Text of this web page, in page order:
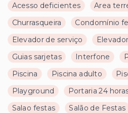
Acesso deficientes
Area
Churrasqueira
Condomínio
Elevador de serviço
Guias sarjetas
Interfone
Piscina
Piscina adulto
Playground
Portaria 24
Salao festas
Salão de Festas